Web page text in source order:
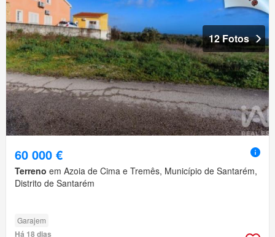
12 Fotos
60 000 €
Terreno em Azoia de Cima e Tremês, Município de Santarém,
Distrito de Santarém
Garajem
Há 18 dias